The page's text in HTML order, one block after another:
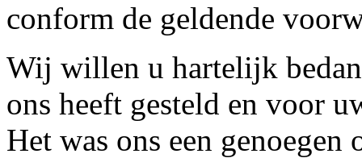
conform de geldende
Wij willen u hartelijk
ons heeft gesteld en voor
Het was ons een